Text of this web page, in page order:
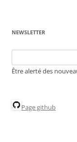
NEWSLETTER
Être alerté des
Page github